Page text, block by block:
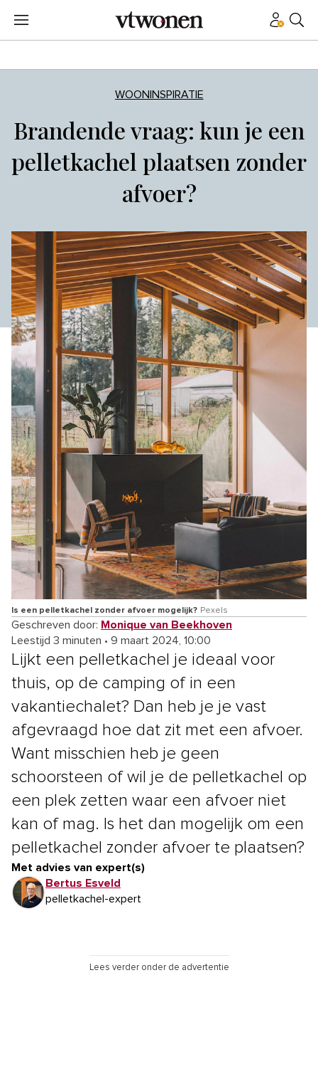
WOONINSPIRATIE
Brandende vraag: kun je een
pelletkachel plaatsen zonder
afvoer?
Is een pelletkachel zonder afvoer mogelijk? Pexels
Geschreven door: Monique van Beekhoven
Leestijd 3 minuten • 9 maart 2024, 10:00
Lijkt een pelletkachel je ideaal voor
thuis, op de camping of in een
vakantiechalet? Dan heb je je vast
afgevraagd hoe dat zit met een afvoer.
Want misschien heb je geen
schoorsteen of wil je de pelletkachel op
een plek zetten waar een afvoer niet
kan of mag. Is het dan mogelijk om een
pelletkachel zonder afvoer te plaatsen?
Met advies van expert(s)
Bertus Esveld
pelletkachel-expert
Lees verder onder de advertentie